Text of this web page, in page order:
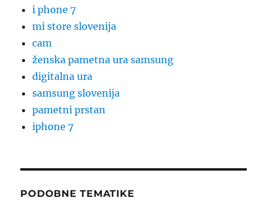
i phone 7
mi store slovenija
cam
ženska pametna ura samsung
digitalna ura
samsung slovenija
pametni prstan
iphone 7
PODOBNE TEMATIKE